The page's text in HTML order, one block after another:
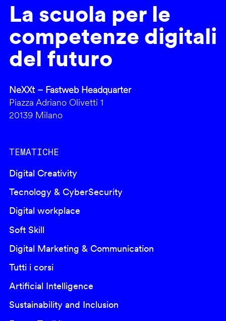
La scuola per le
competenze digitali
del futuro
NeXXt – Fastweb Headquarter
Piazza Adriano Olivetti 1
20139 Milano
TEMATICHE
Digital Creativity
Tecnology & CyberSecurity
Digital workplace
Soft Skill
Digital Marketing & Communication
Tutti i corsi
Artificial Intelligence
Sustainability and Inclusion